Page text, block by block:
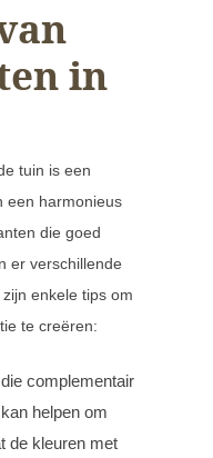
in
tuin is een
een harmonieus
die goed
er verschillende
enkele tips om
te creëren:
complementair
helpen om
de kleuren met